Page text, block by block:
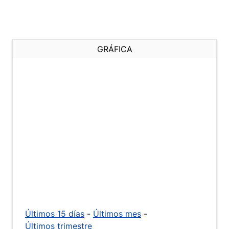
GRÁFICA
Últimos 15 días - Últimos mes -
Últimos trimestre